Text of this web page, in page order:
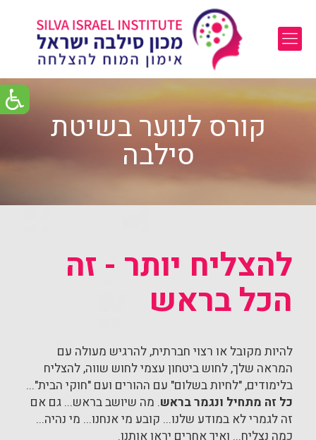
קורס לנוער בשיטת
סילבה
להצליח יותר - זה
הכל בראש
להיות מקובל או רצוי חברתית, להרגיש מעולה עם
המראה שלך, לחוש ביטחון עצמי לחוש שווה, להצליח
בלימודים, "לחיות בשלום" עם ההורים ועם "חוקי הבית"...
כל זה מתחיל ונגמר בראש. מה שיושב בראש... גם אם
זה לגמרי לא במודע שלנו... קובע מי אנחנו... מי נהיה...
כמה נצליח... ואיך אחרים יראו אותנו.